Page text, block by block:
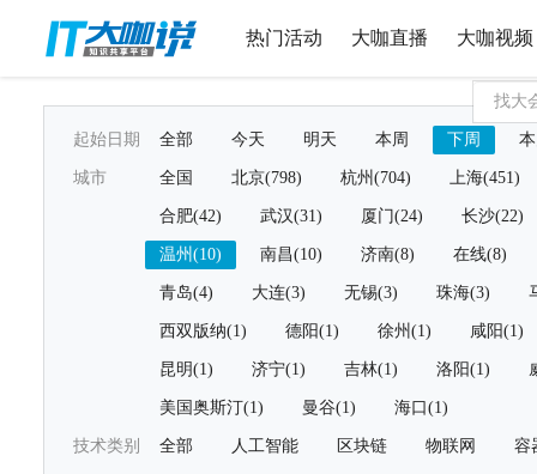
热门活动 大咖直播 大咖视频
起始日期 全部 今天 明天 本周 下周
城市 全国 北京(798) 杭州(704) 上海(451)
合肥(42) 武汉(31) 厦门(24) 长沙(22)
温州(10) 南昌(10) 济南(8) 在线(8)
青岛(4) 大连(3) 无锡(3) 珠海(3)
西双版纳(1) 德阳(1) 徐州(1) 咸阳(1)
昆明(1) 济宁(1) 吉林(1) 洛阳(1)
美国奥斯汀(1) 曼谷(1) 海口(1)
技术类别 全部 人工智能 区块链 物联网 容